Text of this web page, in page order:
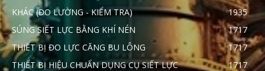
KHÁC (ĐO LƯỜNG - KIỂM TRA)
1935
SÚNG SIẾT LỰC BẰNG KHÍ NÉN
1717
THIẾT BỊ ĐO LỰC CĂNG BU LÔNG
1717
THIẾT BỊ HIỆU CHUẨN DỤNG CỤ SIẾT LỰC
1717